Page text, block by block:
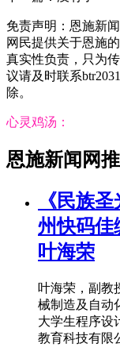
免责声明：恩施新
网民提供关于恩施
真实性负责，只为
议请及时联系
除。
心灵鸡汤：
恩施新闻网
《民族
州快码佳
叶海荣
叶海荣，副教
械制造及自动
大学生程序设
教育科技有限